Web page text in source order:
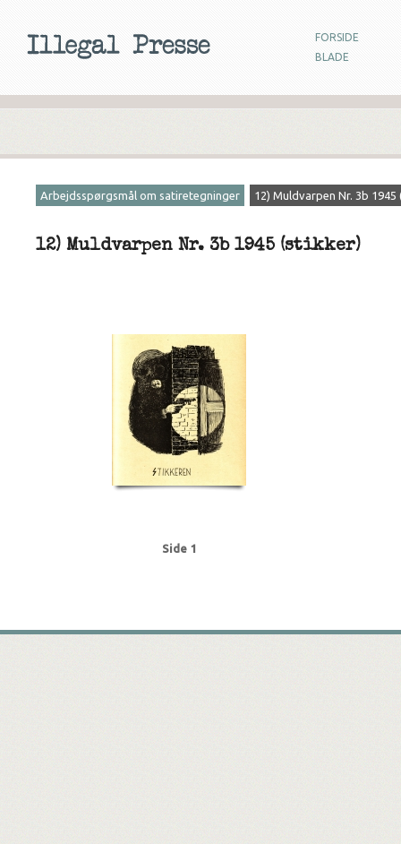
FORSIDE
BLADE
Arbejdsspørgsmål om satiretegninger 12) Muldvarpen Nr. 3b 1945
12) Muldvarpen Nr. 3b 1945 (stikker)
Side 1